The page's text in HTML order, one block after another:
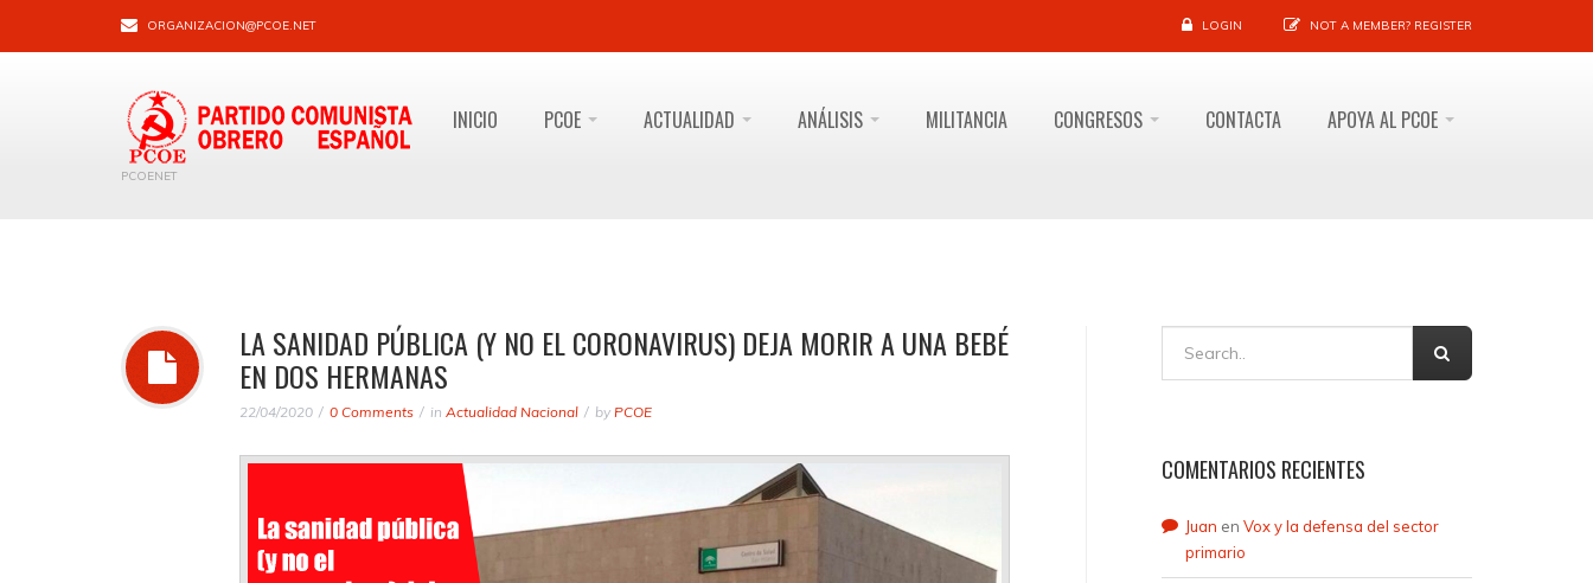
ORGANIZACION@PCOE.NET LOGIN NOT A MEMBER? REGISTER
PCOENET
INICIO PCOE ACTUALIDAD ANÁLISIS MILITANCIA CONGRESOS CONTACTA APOYA AL PCOE
LA SANIDAD PÚBLICA (Y NO EL CORONAVIRUS) DEJA MORIR A UNA BEBÉ
EN DOS HERMANAS
22/04/2020 0 Comments in Actualidad Nacional by PCOE
COMENTARIOS RECIENTES
Juan en Vox y la defensa del sector
primario